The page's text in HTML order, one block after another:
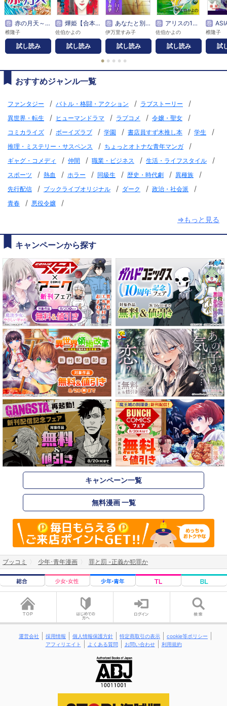
巻 赤の月天～月巫祝のシャシャ外伝～
椎隆子
試し読み
巻 燁姫【合本版】
佐伯かよの
試し読み
巻 あなたと別れる１００の方法
伊万里すみ子
試し読み
巻 アリスの13時間【分冊版】
佐伯かよの
試し読み
巻
椎隆子
試
● ● ● ● ●
おすすめジャンル一覧
ファンタジー / バトル・格闘・アクション / ラブストーリー /
異世界・転生 / ヒューマンドラマ / ラブコメ / 令嬢・聖女 /
コミカライズ / ボーイズラブ / 学園 / 書店員すず木推し本 / 学生 /
推理・ミステリー・サスペンス / ちょっとオトナな青年マンガ /
ギャグ・コメディ / 仲間 / 職業・ビジネス / 生活・ライフスタイル /
スポーツ / 熱血 / ホラー / 同級生 / 歴史・時代劇 / 異種族 /
先行配信 / ブックライブオリジナル / ダーク / 政治・社会派 /
青春 / 悪役令嬢
/
⇒もっと見る
キャンペーンから探す
キャンペーン一覧
無料漫画 一覧
ブッコミ 少年･青年漫画 罪と罰 -正義か犯罪か
運営会社 採用情報 個人情報保護方針 特定商取引の表示
cookie等ポリシー
アフィリエイト
よくある質問 お問い合わせ 利用規約